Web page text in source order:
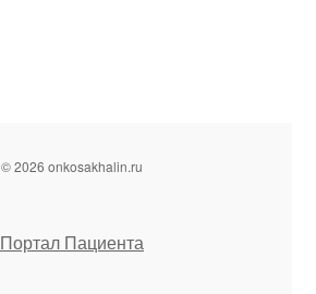
© 2026 onkosakhalin.ru
Портал Пациента